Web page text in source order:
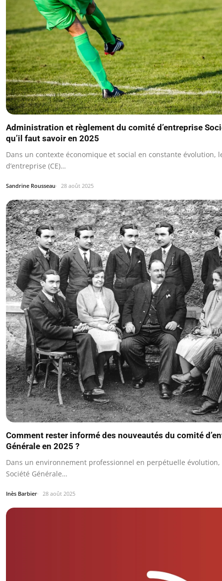
Administration et règlement du comité d’entreprise
qu’il faut savoir en 2025
Dans un contexte économique et social en constante évolution,
d’entreprise (CE)…
Sandrine Rousseau 28 août 2025
Comment rester informé des nouveautés du comité
Générale en 2025 ?
Dans un environnement professionnel en perpétuelle évolution,
Société Générale…
Inès Barbier 28 août 2025